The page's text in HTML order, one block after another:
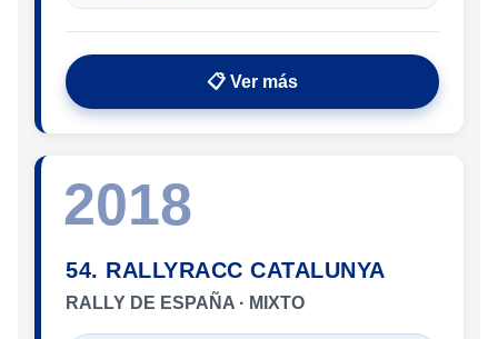
📋 Ver más
2018
54. RALLYRACC CATALUNYA
RALLY DE ESPAÑA · MIXTO